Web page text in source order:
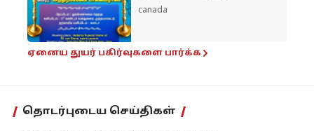
canada
ஏனைய துயர் பகிர்வுகளை பார்க்க
தொடர்புடைய செய்திகள்